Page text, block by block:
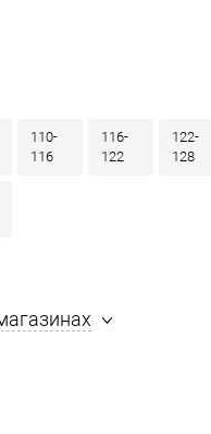
110-
116
116-
122
122-
128